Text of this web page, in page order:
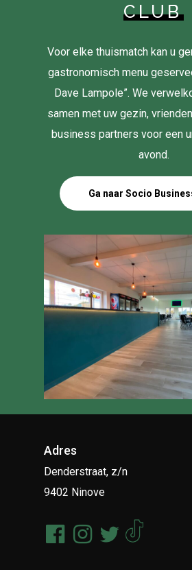
CLUB
Voor elke thuismatch kan u
gastronomisch menu
Dave Lampole”. We
samen met uw gezin,
business partners voor een
avond.
Ga naar Socio
Adres
Denderstraat, z/n
9402 Ninove